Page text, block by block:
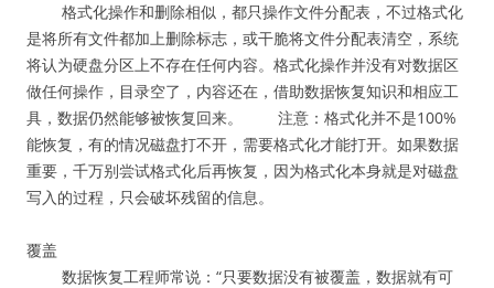
格式化操作和删除相似，都只操作文件分配表，不过格式化
是将所有文件都加上删除标志，或干脆将文件分配表清空，系统
将认为硬盘分区上不存在任何内容。格式化操作并没有对数据区
做任何操作，目录空了，内容还在，借助数据恢复知识和相应工
具，数据仍然能够被恢复回来。 注意：格式化并不是100%
能恢复，有的情况磁盘打不开，需要格式化才能打开。如果数据
重要，千万别尝试格式化后再恢复，因为格式化本身就是对磁盘
写入的过程，只会破坏残留的信息。
覆盖
数据恢复工程师常说：“只要数据没有被覆盖，数据就有可